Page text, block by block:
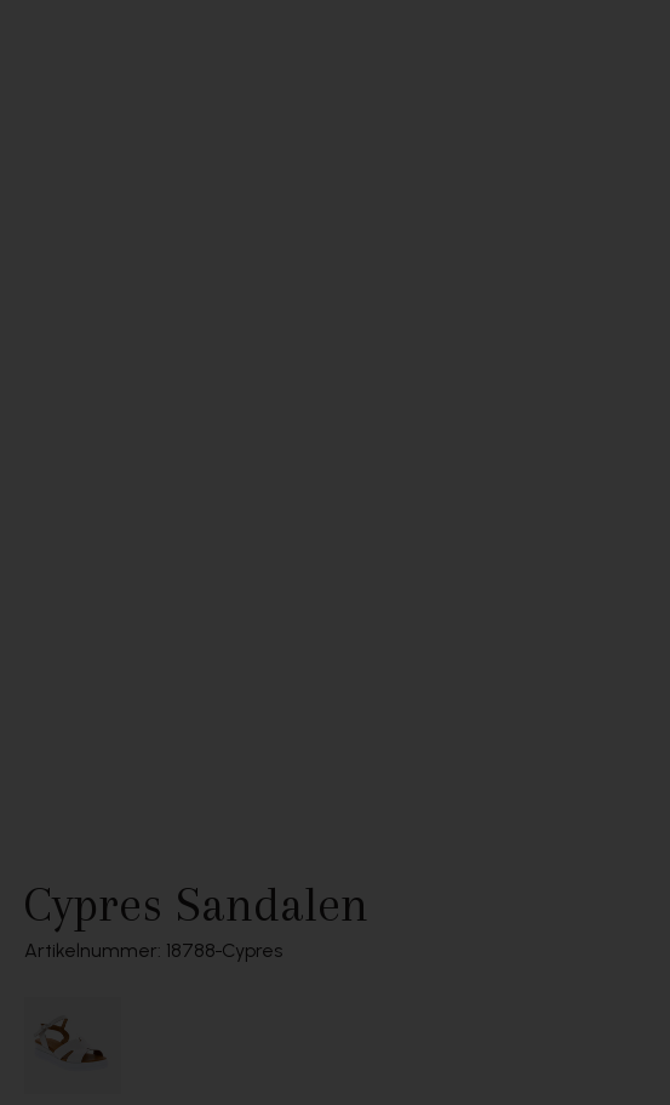
Cypres Sandalen
Artikelnummer: 18788 Cypres